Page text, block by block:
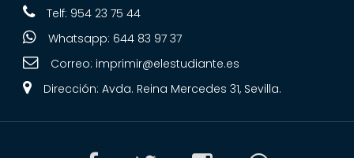
Telf: 954 23 75 44
Whatsapp: 644 83 97 37
Correo: imprimir@elestudiante.es
Dirección: Avda. Reina Mercedes 31, Sevilla.